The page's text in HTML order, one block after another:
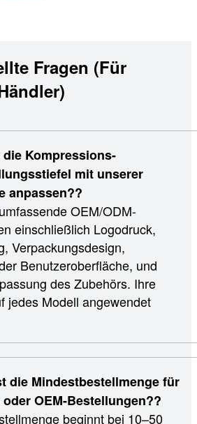
Fragen (Für
Kompressions-
mit unserer
anpassen??
OEM/ODM-
einschließlich Logodruck,
Verpackungsdesign,
Benutzeroberfläche, und
des Zubehörs. Ihre
jedes Modell angewendet
die Mindestbestellmenge für
OEM-Bestellungen??
beginnt bei 10–50